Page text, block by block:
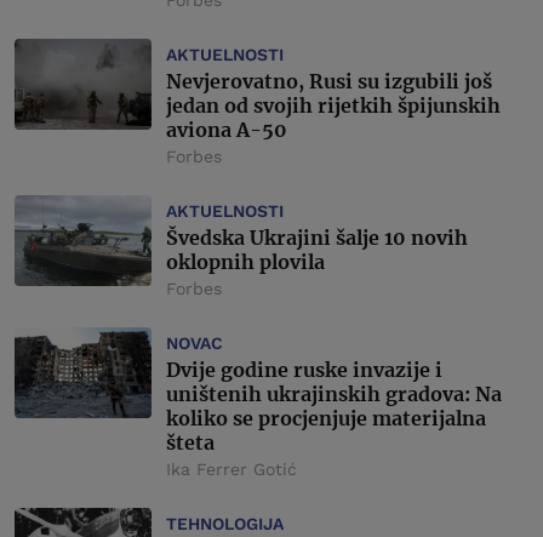
AKTUELNOSTI
Nevjerovatno, Rusi su izgubili još
jedan od svojih rijetkih špijunskih
aviona A-50
Forbes
AKTUELNOSTI
Švedska Ukrajini šalje 10 novih
oklopnih plovila
Forbes
NOVAC
Dvije godine ruske invazije i
uništenih ukrajinskih gradova: Na
koliko se procjenjuje materijalna
šteta
Ika Ferrer Gotić
TEHNOLOGIJA